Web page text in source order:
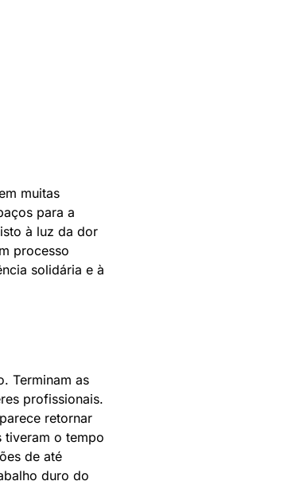
muitas
para a
à luz da dor
processo
solidária e à
Terminam as
profissionais.
retornar
tiveram o tempo
de até
duro do